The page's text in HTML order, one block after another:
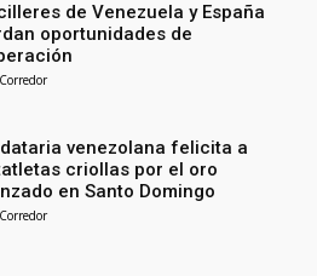
de Venezuela y España
oportunidades de
venezolana felicita a
criollas por el oro
en Santo Domingo